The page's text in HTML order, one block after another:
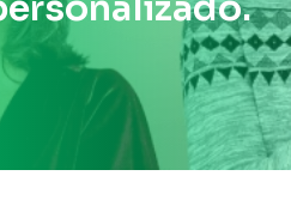
revistas, que
dorsal do
das
do